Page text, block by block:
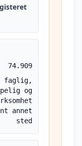
74.909
faglig,
og
annet
sted